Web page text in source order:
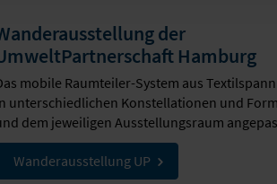
der
Hamburg
mobile Raumteiler-System aus
unterschiedlichen Konstellationen und
dem jeweiligen Ausstellungsraum
Wanderausstellung UP